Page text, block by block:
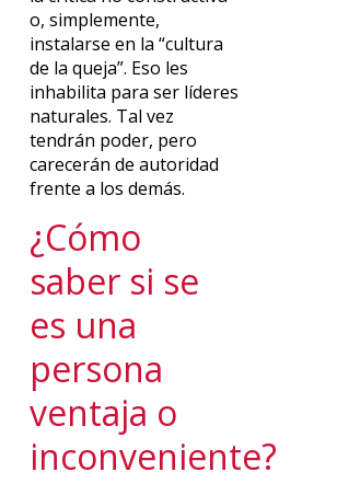
o, simplemente,
instalarse en la “cultura
de la queja”. Eso les
inhabilita para ser líderes
naturales. Tal vez
tendrán poder, pero
carecerán de autoridad
frente a los demás.
¿Cómo
saber si se
es una
persona
ventaja o
inconveniente?